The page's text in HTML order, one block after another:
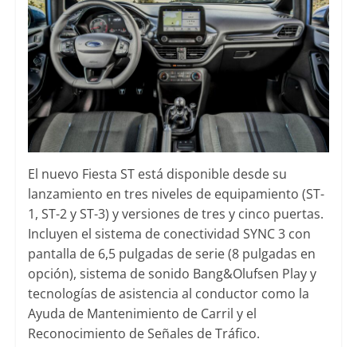
El nuevo Fiesta ST está disponible desde su
lanzamiento en tres niveles de equipamiento (ST-
1, ST-2 y ST-3) y versiones de tres y cinco puertas.
Incluyen el sistema de conectividad SYNC 3 con
pantalla de 6,5 pulgadas de serie (8 pulgadas en
opción), sistema de sonido Bang&Olufsen Play y
tecnologías de asistencia al conductor como la
Ayuda de Mantenimiento de Carril y el
Reconocimiento de Señales de Tráfico.